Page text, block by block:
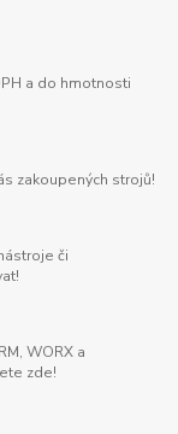
a do hmotnosti
zakoupených strojů!
či
WORX a
zde!